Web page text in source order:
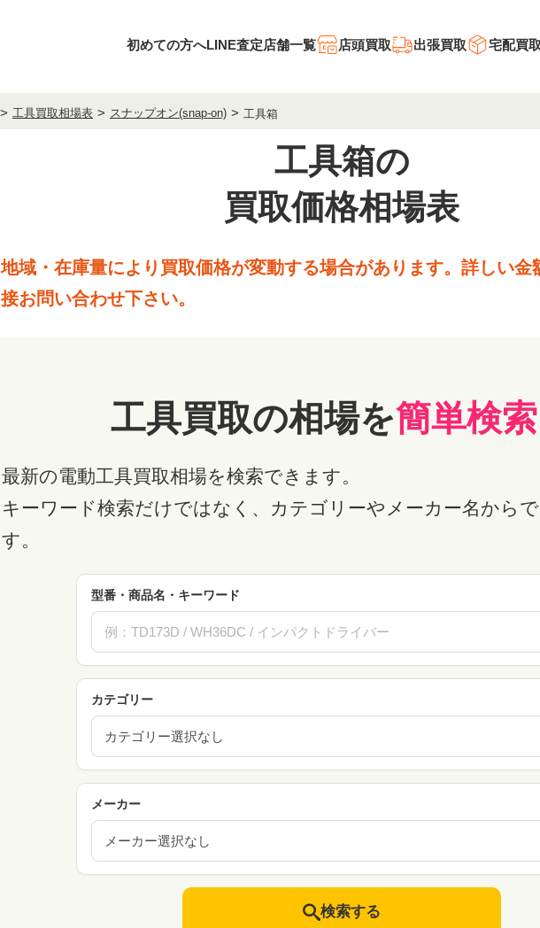
初めての方へLINE査定店舗一覧 店頭買取 出張買取 宅配買取
工具買取相場表 スナップオン(snap-on) 工具箱
工具箱の
買取価格相場表
地域・在庫量により買取価格が変動する場合があります。 詳しい金
接お問い合わせ下さい。
工具買取の相場を簡単検索
最新の電動工具買取相場を検索できます。
キーワード検索だけではなく、カテゴリーやメーカー名から
す。
型番・商品名・キーワード
カテゴリー
カテゴリー選択なし
メーカー
メーカー選択なし
検索する